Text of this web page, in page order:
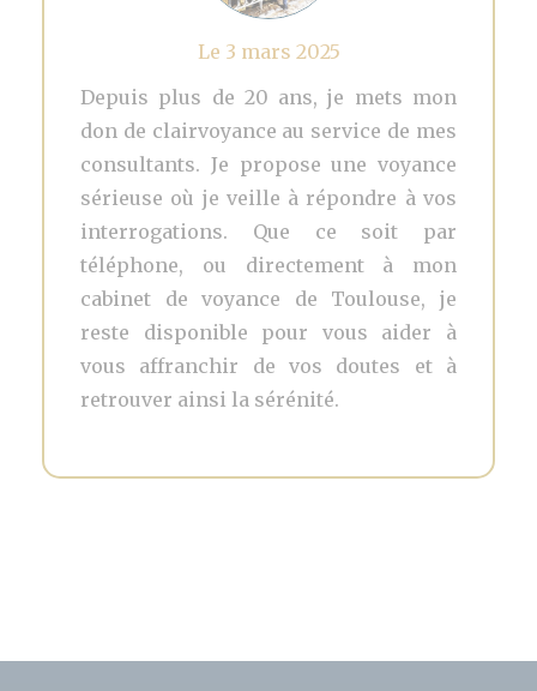
Le 3 mars 2025
Depuis plus de 20 ans, je mets mon
don de clairvoyance au service de mes
consultants. Je propose une voyance
sérieuse où je veille à répondre à vos
interrogations. Que ce soit par
téléphone, ou directement à mon
cabinet de voyance de Toulouse, je
reste disponible pour vous aider à
vous affranchir de vos doutes et à
retrouver ainsi la sérénité.